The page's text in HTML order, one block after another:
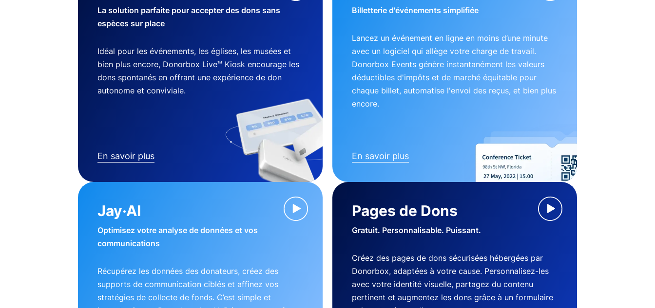
La solution parfaite pour accepter des dons sans
espèces sur place
Idéal pour les événements, les églises, les musées et
bien plus encore, Donorbox Live™ Kiosk encourage les
dons spontanés en offrant une expérience de don
autonome et conviviale.
En savoir plus
Billetterie d'événements simplifiée
Lancez un événement en ligne en moins d’une minute
avec un logiciel qui allège votre charge de travail.
Donorbox Events génère instantanément les valeurs
déductibles d'impôts et de marché équitable pour
chaque billet, automatise l'envoi des reçus, et bien plus
encore.
En savoir plus
Jay·AI
Optimisez votre analyse de données et vos
communications
Récupérez les données des donateurs, créez des
supports de communication ciblés et affinez vos
stratégies de collecte de fonds. C’est simple et
Pages de Dons
Gratuit. Personnalisable. Puissant.
Créez des pages de dons sécurisées hébergées par
Donorbox, adaptées à votre cause. Personnalisez-les
avec votre identité visuelle, partagez du contenu
pertinent et augmentez les dons grâce à un formulaire